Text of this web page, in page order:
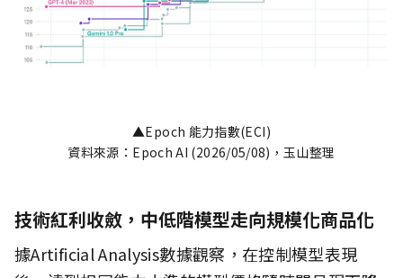
▲Epoch 能力指數(ECI)
資料來源：Epoch AI (2026/05/08)，玉山整理
技術紅利收斂，中低階模型走向規模化商品化
據Artificial Analysis數據觀察，在控制模型表現